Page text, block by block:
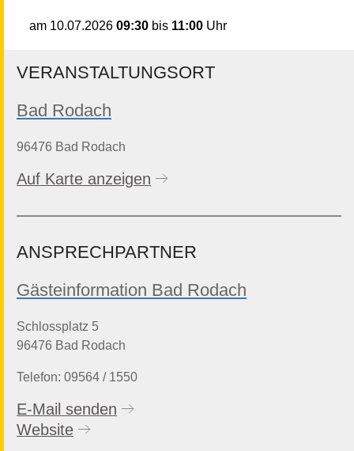
am 10.07.202609:30 bis 11:00 Uhr
VERANSTALTUNGSORT
Bad Rodach
96476 Bad Rodach
Auf Karte anzeigen
ANSPRECHPARTNER
Gästeinformation Bad Rodach
Schlossplatz 5
96476 Bad Rodach
Telefon: 09564 / 1550
E-Mail senden
Website